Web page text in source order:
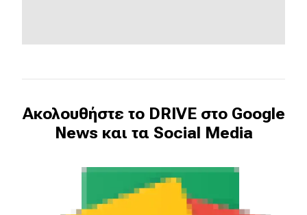
Ακολουθήστε το DRIVE στο Google
News και τα Social Media